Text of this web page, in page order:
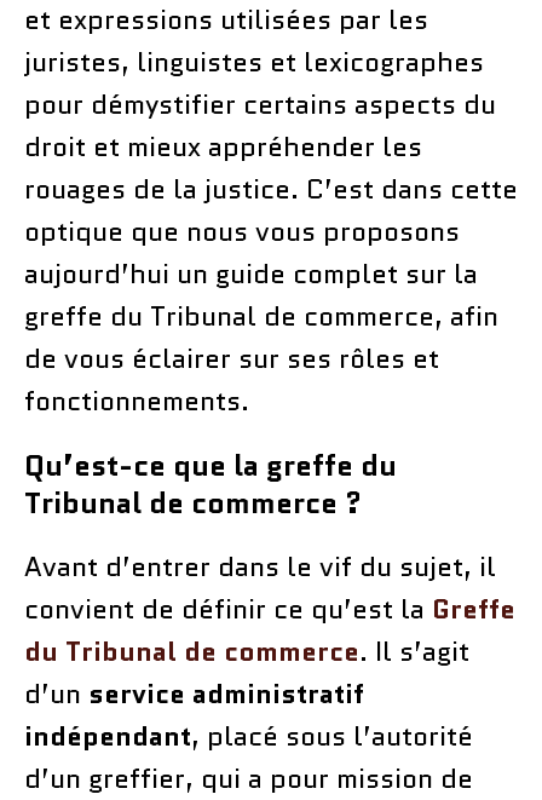
et expressions utilisées par les
juristes, linguistes et lexicographes
pour démystifier certains aspects du
droit et mieux appréhender les
rouages de la justice. C’est dans cette
optique que nous vous proposons
aujourd’hui un guide complet sur la
greffe du Tribunal de commerce, afin
de vous éclairer sur ses rôles et
fonctionnements.
Qu’est-ce que la greffe du
Tribunal de commerce ?
Avant d’entrer dans le vif du sujet, il
convient de définir ce qu’est la Greffe
du Tribunal de commerce. Il s’agit
d’un service administratif
indépendant, placé sous l’autorité
d’un greffier, qui a pour mission de